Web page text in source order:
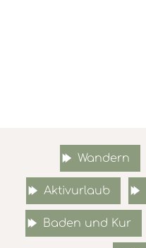
Wandern
Aktivurlaub
Baden und Kur